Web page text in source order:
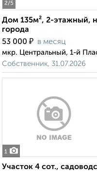
2/5
Дом 135м², 2-этажный,
города
53 000 ₽ в месяц
мкр. Центральный, 1-й
Собственник, 31.07.2026
1
Участок 4 сот.,